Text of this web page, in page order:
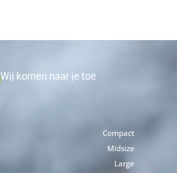
Wij komen naar je toe
Compact
Midsize
Large